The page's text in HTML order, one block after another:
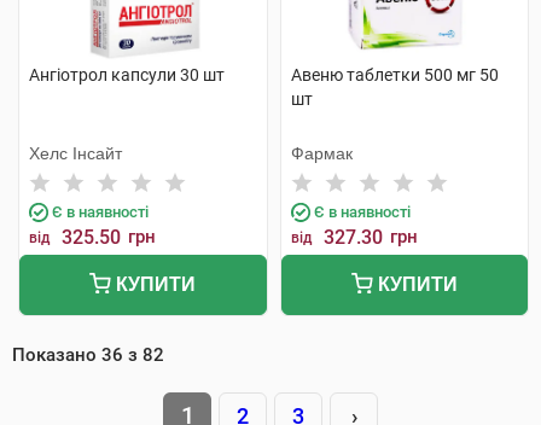
Ангіотрол капсули 30 шт
Хелс Інсайт
Є в наявності
від 325.50 грн
КУПИТИ
Авеню таблетки 500 мг 50
шт
Фармак
Є в наявності
від 327.30 грн
КУПИТИ
Показано 36 з 82
1 2 3 ›